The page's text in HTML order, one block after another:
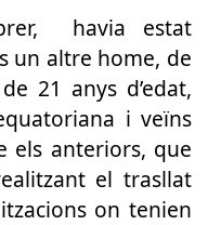
havia estat
un altre home, de
21 anys d’edat,
i veïns
els anteriors, que
el trasllat
on tenien